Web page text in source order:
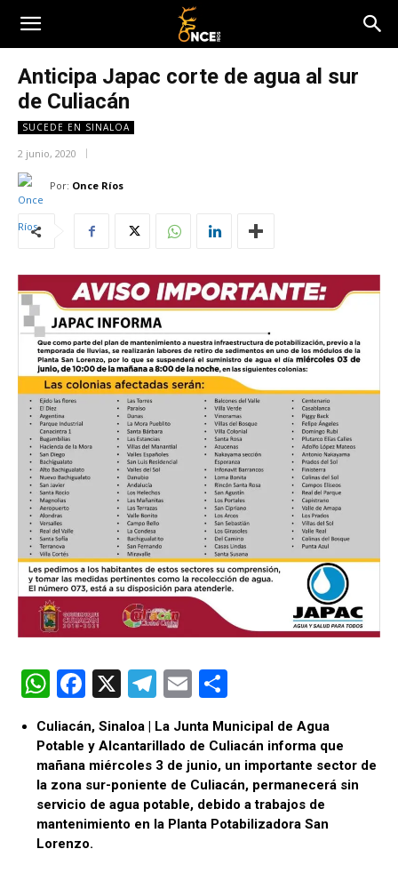
Anticipa Japac corte de agua al sur
de Culiacán
SUCEDE EN SINALOA
2 junio, 2020
Por: Once Ríos
W
h
at
s
A
p
p
F
ce
b
o
o
k
X
T
el
e
gr
a
m
E
m
ail
o
m
p
ar
tir
Culiacán, Sinaloa | La Junta Municipal de Agua
Potable y Alcantarillado de Culiacán informa que
mañana miércoles 3 de junio, un importante sector de
la zona sur-poniente de Culiacán, permanecerá sin
servicio de agua potable, debido a trabajos de
mantenimiento en la Planta Potabilizadora San
Lorenzo.